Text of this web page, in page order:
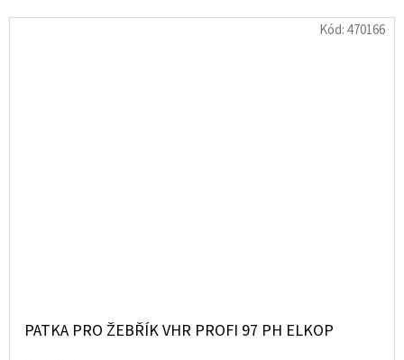
PATKA PRO ŽEBŘÍK VHR PROFI 97 PH ELKOP
Kód:470166